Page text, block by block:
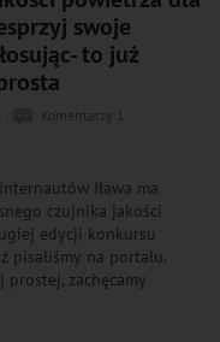
swoje
to już
Iława ma
czujnika jakości
edycji konkursu
pisaliśmy na portalu.
zachęcamy